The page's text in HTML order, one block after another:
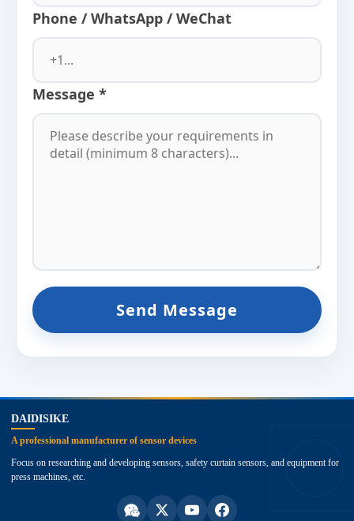
Phone / WhatsApp / WeChat
Message *
Send Message
DAIDISIKE
A professional manufacturer of sensor devices
Focus on researching and developing sensors, safety curtain sensors, and equipment for
press machines, etc.